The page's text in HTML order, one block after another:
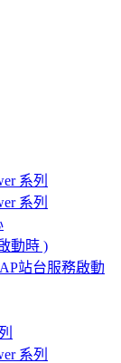
系列
系列
動時 )
站台服務啟動
系列